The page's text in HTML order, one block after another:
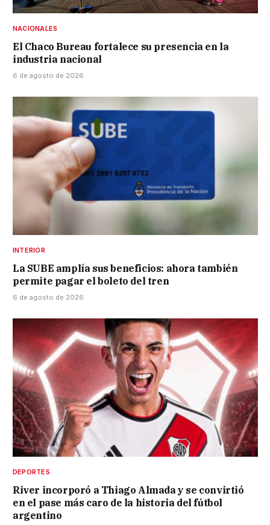
NACIONALES
El Chaco Bureau fortalece su presencia en la
industria nacional
6 de agosto de 2026
INTERIOR
La SUBE amplía sus beneficios: ahora también
permite pagar el boleto del tren
6 de agosto de 2026
DEPORTES
River incorporó a Thiago Almada y se convirtió
en el pase más caro de la historia del fútbol
argentino